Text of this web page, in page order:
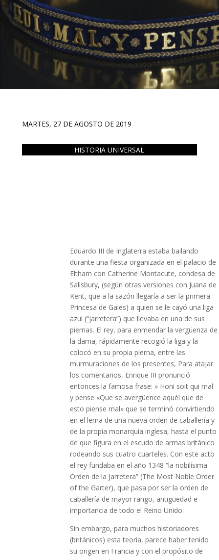
MARTES, 27 DE AGOSTO DE 2019
HISTORIA UNIVERSAL
Eduardo III de Inglaterra estaba bailando
durante una fiesta organizada en el palacio de
Eltham con Catherine Montacute, condesa de
Salisbury, (según otras versiones con Juana de
Kent, que a la sazón llegaría a ser la primera
Princesa de Gales) a quien se le cayó una liga
azul (“jarretera”) que llevaba en una de sus
piernas. El rey, para enmendar la vergüenza de
la dama, rápidamente recogió la liga y la
colocó en su propia pierna, entre las
murmuraciones de los presentes, Para atajar
los comentarios, Enrique III pronunció
entonces la famosa frase: » Honi soit qui mal
y pense «Que se avergüence aquél que de
esto piense mal» que se terminó convirtiendo
en el lema de una nueva orden de caballería y
de la propia monarquía inglesa, hasta el punto
de que figura en el escudo de armas británico
rodeando sus cuatro cuarteles. Con este acto
el rey fundaba en el año 1348 “la nobilísima
Orden de la Jarretera” (The Most Noble Order
of the Garter), que pasa por ser la orden de
caballería de mayor rango, antigüedad e
importancia de todo el Reino Unido.
Sin embargo, para muchos historiadores
(británicos) esta teoría, parece haber tenido
su origen en Francia y con el propósito de